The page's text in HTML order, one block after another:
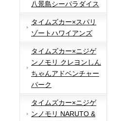
八景島シーパラダイス
タイムズカー×スパリ
ゾートハワイアンズ
タイムズカー×ニジゲ
ンノモリ クレヨンしん
ちゃんアドベンチャー
パーク
タイムズカー×ニジゲ
ンノモリ NARUTO &